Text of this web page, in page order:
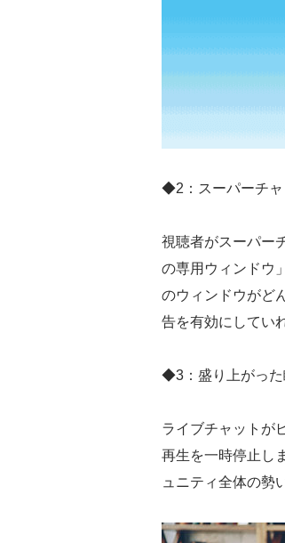
◆2：スーパーチャ
視聴者がスーパー
の専用ウィンドウ
のウィンドウがど
告を有効にしてい
◆3：盛り上がった
ライブチャットが
再生を一時停止し
ュニティ全体の勢